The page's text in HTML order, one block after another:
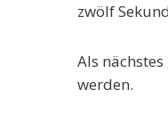
zwölf
Als
werden.